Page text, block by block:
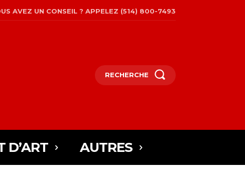
AVEZ UN CONSEIL ? APPELEZ (514) 800-7493
RECHERCHE
D’ART AUTRES